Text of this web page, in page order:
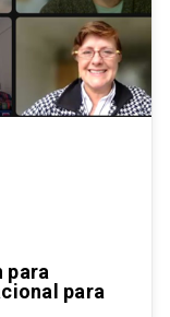
para
para